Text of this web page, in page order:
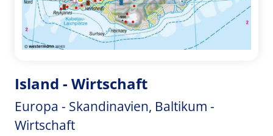
Island - Wirtschaft
Europa - Skandinavien, Baltikum -
Wirtschaft